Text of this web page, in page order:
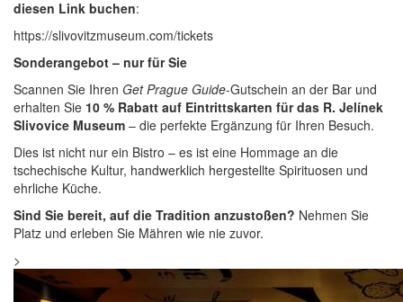
diesen Link buchen:
https://slivovitzmuseum.com/tickets
Sonderangebot – nur für Sie
Scannen Sie Ihren Get Prague Guide-Gutschein an der Bar und
erhalten Sie 10 % Rabatt auf Eintrittskarten für das R. Jelínek
Slivovice Museum – die perfekte Ergänzung für Ihren Besuch.
Dies ist nicht nur ein Bistro – es ist eine Hommage an die
tschechische Kultur, handwerklich hergestellte Spirituosen und
ehrliche Küche.
Sind Sie bereit, auf die Tradition anzustoßen? Nehmen Sie
Platz und erleben Sie Mähren wie nie zuvor.
>